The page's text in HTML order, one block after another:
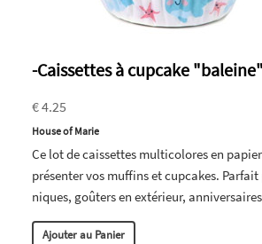
-Caissettes à cupcake
€ 4.25
House of Marie
Ce lot de caissettes multicolores en
présenter vos muffins et cupcakes.
niques, goûters en extérieur,
Ajouter au Panier